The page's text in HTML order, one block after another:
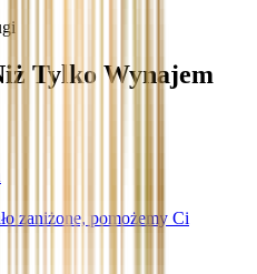
Tylko Wynajem
zaniżone, pomożemy Ci